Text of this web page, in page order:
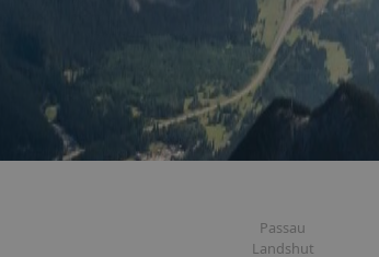
Passau
Landshut